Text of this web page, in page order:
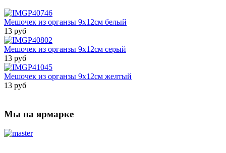
Мешочек из органзы 9х12см белый
13 руб
Мешочек из органзы 9х12см серый
13 руб
Мешочек из органзы 9х12см желтый
13 руб
Мы на ярмарке